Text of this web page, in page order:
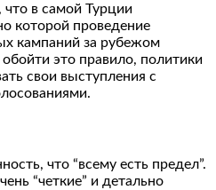
в самой Турции
которой проведение
кампаний за рубежом
это правило, политики
свои выступления с
что “всему есть предел”.
“четкие” и детально